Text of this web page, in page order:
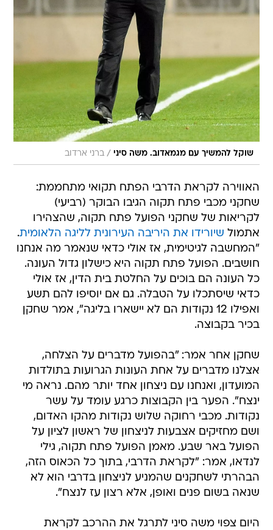
שוקל להמשיך עם מגמאדוב. משה סיני / ברני ארדוב
האווירה לקראת הדרבי הפתח תקואי מתחממת:
שחקני מכבי פתח תקוה הגיבו הבוקר (רביעי)
לקריאות של שחקני הפועל פתח תקוה, שהצהירו
אתמול שיורידו את היריבה העירונית לליגה הלאומית.
"המחשבה לגיטימית, אז אולי כדאי שנאמר מה אנחנו
חושבים. הפועל פתח תקוה היא כישלון גדול העונה.
כל העונה הם בוכים על החלטת בית הדין, אז אולי
כדאי שיסתכלו על הטבלה. גם אם יוסיפו להם תשע
ואפילו 12 נקודות הם לא יישארו בליגה", אמר שחקן
בכיר בקבוצה.
שחקן אחר אמר: "בהפועל מדברים על הצלחה,
אצלנו מדברים על אחת העונות הגרועות בתולדות
המועדון, ואנחנו עם ניצחון אחד יותר מהם. נראה מי
ינצח". הפער בין הקבוצות כרגע עומד על עשר
נקודות. מכבי רחוקה שלוש נקודות מהקו האדום,
ושם מחזיקים אצבעות לניצחון של ראשון לציון על
הפועל באר שבע. מאמן הפועל פתח תקוה, גילי
לנדאו, אמר: "לקראת הדרבי, בתוך כל הכאוס הזה,
הבהרתי לשחקנים שהמניע לניצחון בדרבי הוא לא
שנאה בשום פנים ואופן, אלא רצון עז לנצח".
היום צפוי משה סיני לתרגל את ההרכב לקראת